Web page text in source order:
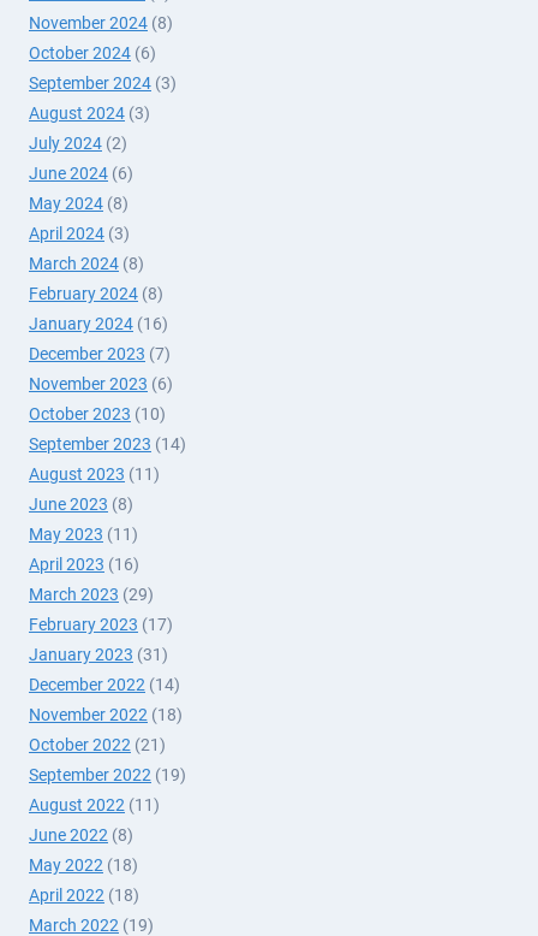
November 2024 (8)
October 2024 (6)
September 2024 (3)
August 2024 (3)
July 2024 (2)
June 2024 (6)
May 2024 (8)
April 2024 (3)
March 2024 (8)
February 2024 (8)
January 2024 (16)
December 2023 (7)
November 2023 (6)
October 2023 (10)
September 2023 (14)
August 2023 (11)
June 2023 (8)
May 2023 (11)
April 2023 (16)
March 2023 (29)
February 2023 (17)
January 2023 (31)
December 2022 (14)
November 2022 (18)
October 2022 (21)
September 2022 (19)
August 2022 (11)
June 2022 (8)
May 2022 (18)
April 2022 (18)
March 2022 (19)